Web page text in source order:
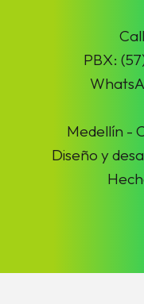
PBX:
Medellín -
Diseño y